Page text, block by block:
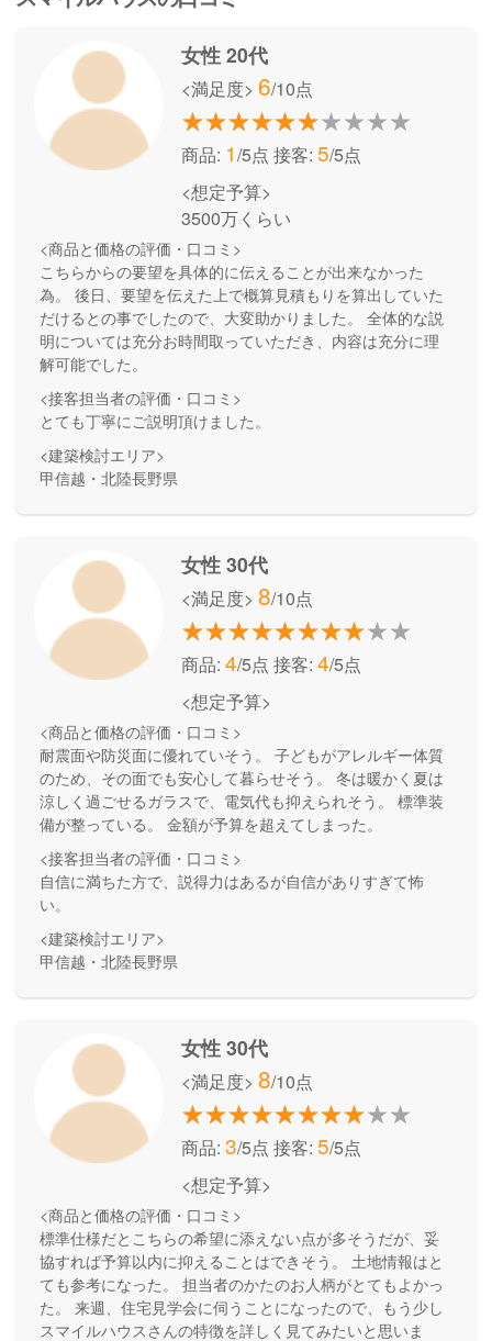
女性 20代
<満足度> 6/10点
商品: 1/5点 接客: 5/5点
<想定予算>
3500万くらい
<商品と価格の評価・口コミ>
こちらからの要望を具体的に伝えることが出来なかった
為。 後日、要望を伝えた上で概算見積もりを算出していた
だけるとの事でしたので、大変助かりました。 全体的な説
明については充分お時間取っていただき、内容は充分に理
解可能でした。
<接客担当者の評価・口コミ>
とても丁寧にご説明頂けました。
<建築検討エリア>
甲信越・北陸長野県
女性 30代
<満足度> 8/10点
商品: 4/5点 接客: 4/5点
<想定予算>
<商品と価格の評価・口コミ>
耐震面や防災面に優れていそう。 子どもがアレルギー体質
のため、その面でも安心して暮らせそう。 冬は暖かく夏は
涼しく過ごせるガラスで、電気代も抑えられそう。 標準装
備が整っている。 金額が予算を超えてしまった。
<接客担当者の評価・口コミ>
自信に満ちた方で、説得力はあるが自信がありすぎて怖
い。
<建築検討エリア>
甲信越・北陸長野県
女性 30代
<満足度> 8/10点
商品: 3/5点 接客: 5/5点
<想定予算>
<商品と価格の評価・口コミ>
標準仕様だとこちらの希望に添えない点が多そうだが、妥
協すれば予算以内に抑えることはできそう。 土地情報はと
ても参考になった。 担当者のかたのお人柄がとてもよかっ
た。 来週、住宅見学会に伺うことになったので、もう少し
スマイルハウスさんの特徴を詳しく見てみたいと思いま